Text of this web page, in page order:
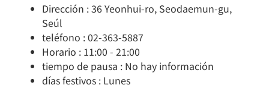
Dirección : 36 Yeonhui-ro, Seodaemun-gu,
Seúl
teléfono : 02-363-5887
Horario : 11:00 - 21:00
tiempo de pausa : No hay información
días festivos : Lunes